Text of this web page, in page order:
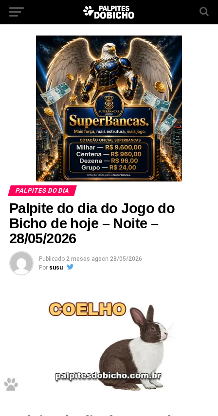
PALPITES DO DIA
Palpite do dia do Jogo do
Bicho de hoje – Noite –
28/05/2026
Publicado 2 meses agoon 28/05/2026
Por susu